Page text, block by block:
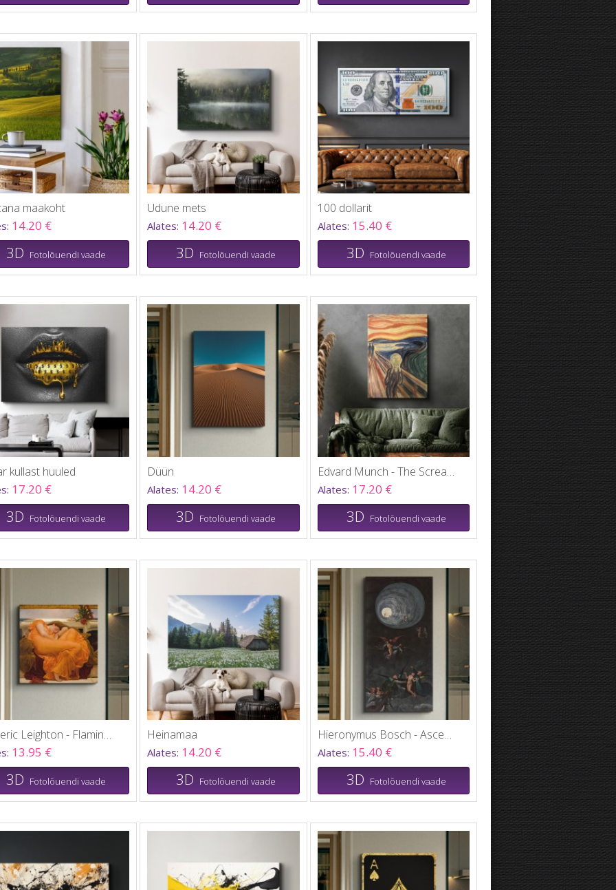
maakoht
14.20 €
3D Fotolõuendi vaade
Udune mets
Alates: 14.20 €
3D Fotolõuendi vaade
100 dollarit
Alates: 15.40 €
3D Fotolõuendi vaade
kullast huuled
17.20 €
3D Fotolõuendi vaade
Düün
Alates: 14.20 €
3D Fotolõuendi vaade
Edvard Munch - The Scream
Alates: 17.20 €
3D Fotolõuendi vaade
Frederic Leighton - Flaming June
13.95 €
3D Fotolõuendi vaade
Heinamaa
Alates: 14.20 €
3D Fotolõuendi vaade
Hieronymus Bosch - Ascent of the Blessed
Alates: 15.40 €
3D Fotolõuendi vaade